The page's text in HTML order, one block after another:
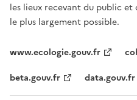
les lieux recevant du public
le plus largement possible.
www.ecologie.gouv.fr
beta.gouv.fr
data.gouv.fr